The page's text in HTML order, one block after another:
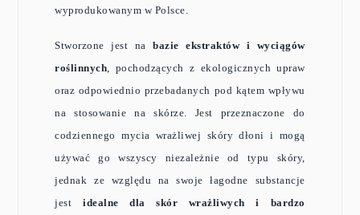
wyprodukowanym w Polsce.
Stworzone jest nabazie ekstraktów i wyciągów
roślinnych , pochodzących z ekologicznych upraw
oraz odpowiednio przebadanych pod kątem wpływu
na stosowanie na skórze. Jest przeznaczone do
codziennego mycia wrażliwej skóry dłoni i mogą
używać go wszyscy niezależnie od typu skóry,
jednak ze względu na swoje łagodne substancje
jestidealne dla skór wrażliwych i bardzo